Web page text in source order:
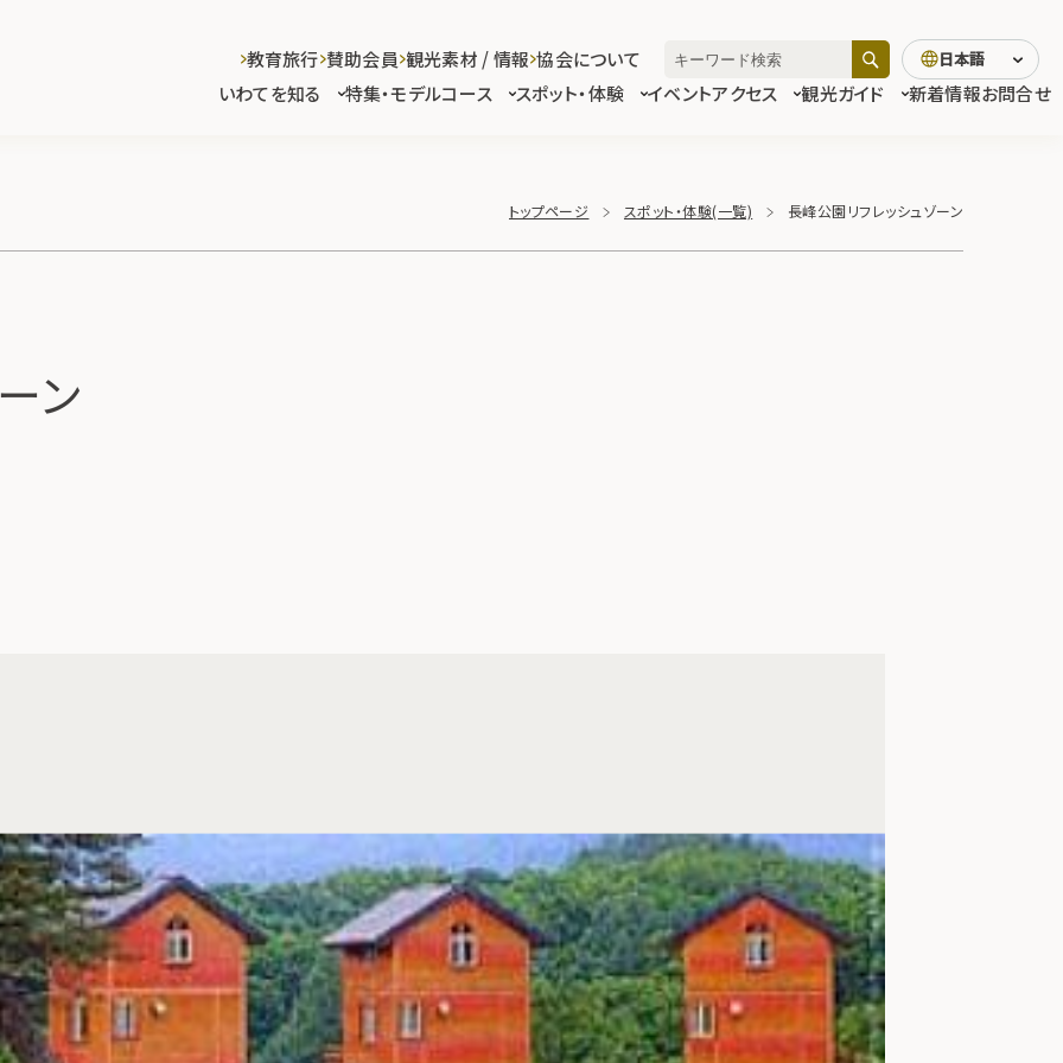
いわてを知る 特集・モデルコース スポット・体験 イベントアクセス 観光ガイド 新着情報お問合せ
教育旅行 賛助会員 観光素材 / 情報 協会について 日本語
トップページ スポット・体験(一覧) 長峰公園リフレッシュゾーン
ン